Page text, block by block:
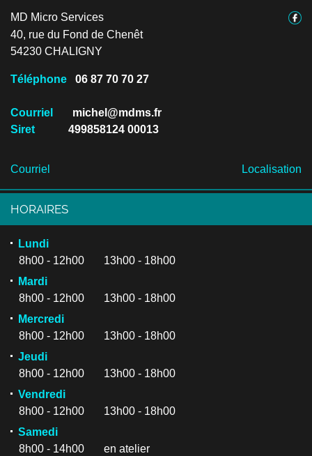
MD Micro Services
40, rue du Fond de Chenêt
54230 CHALIGNY
Téléphone 06 87 70 70 27
Courriel
michel@mdms.fr
Siret
499858124 00013
Courriel Localisation
HORAIRES
Lundi
8h00 - 12h00 13h00 - 18h00
Mardi
8h00 - 12h00 13h00 - 18h00
Mercredi
8h00 - 12h00 13h00 - 18h00
Jeudi
8h00 - 12h00 13h00 - 18h00
Vendredi
8h00 - 12h00 13h00 - 18h00
Samedi
8h00 - 14h00 en atelier